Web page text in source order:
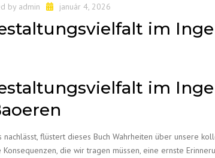
by admin január 4, 2026
im
im
flüstert dieses Buch Wahrheiten über unsere
die wir tragen müssen, eine ernste